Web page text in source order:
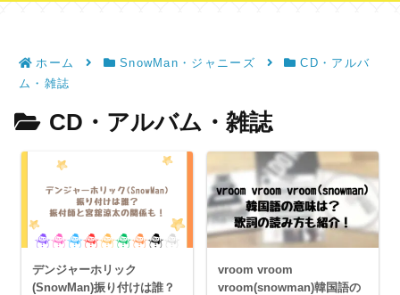
ホーム SnowMan・ジャニーズ
CD・アルバ
ム・雑誌
CD・アルバム・雑誌
デンジャーホリック
(SnowMan)振り付けは誰？
vroom vroom
vroom(snowman)韓国語の